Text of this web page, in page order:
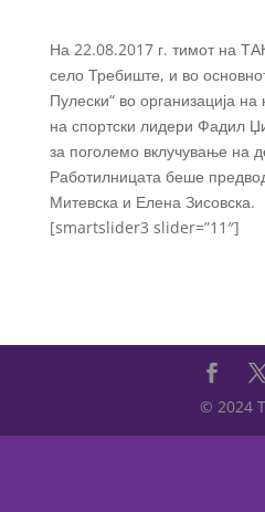
На 22.08.2017 г. тимот на
село Требиште, и во
Пулески“ во организација
на спортски лидери Фадил
за поголемо вклучување на
Работилницата беше
Митевска и Елена Зисовска.
[smartslider3 slider=”11″]
© 2024